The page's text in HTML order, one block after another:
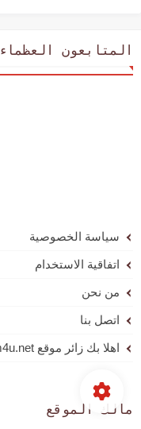
المتابعون العظماء
سياسة الخصوصية
اتفاقية الاستخدام
من نحن
اتصل بنا
اهلا بك زائر موقع klam4u.net
مالك الموقع